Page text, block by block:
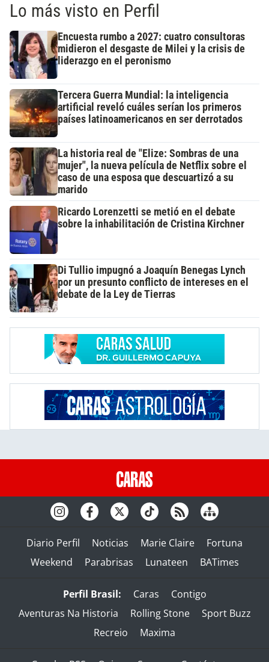
Lo más visto en Perfil
Encuesta rumbo a 2027: cuatro consultoras
midieron el desgaste de Milei y la crisis de
liderazgo en el peronismo
Tercera Guerra Mundial: la inteligencia
artificial reveló cuáles serían los primeros
países latinoamericanos en ser derrotados
La historia real de "Elize: Sombras de una
mujer", la nueva película de Netflix sobre el
caso de una esposa que descuartizó a su
marido
Ricardo Lorenzetti se metió en el debate
sobre la inhabilitación de Cristina Kirchner
Di Tullio impugnó a Joaquín Benegas Lynch
por un presunto conflicto de intereses en el
debate de la Ley de Tierras
Diario Perfil Noticias Marie Claire
Fortuna
Weekend
Parabrisas Lunateen BATimes
Perfil Brasil: Caras
Contigo
Aventuras Na Historia
Rolling Stone
Sport Buzz
Recreio
Maxima